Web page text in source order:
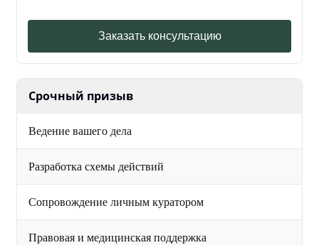
Заказать консультацию
Срочный призыв
Ведение вашего дела
Разработка схемы действий
Сопровождение личным куратором
Правовая и медицинская поддержка